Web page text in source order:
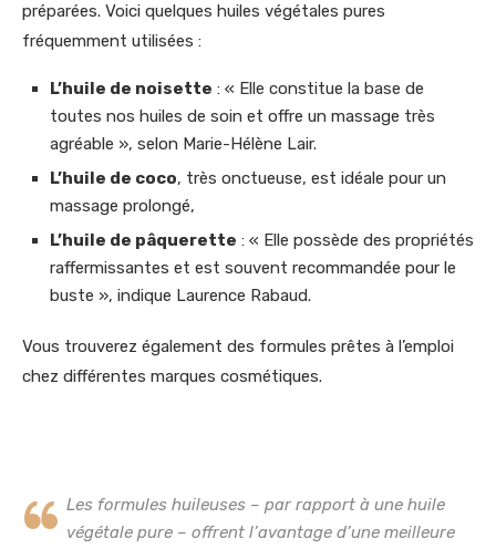
préparées. Voici quelques huiles végétales pures
fréquemment utilisées :
L’huile de noisette : « Elle constitue la base de
toutes nos huiles de soin et offre un massage très
agréable », selon Marie-Hélène Lair.
L’huile de coco, très onctueuse, est idéale pour un
massage prolongé,
L’huile de pâquerette : « Elle possède des propriétés
raffermissantes et est souvent recommandée pour le
buste », indique Laurence Rabaud.
Vous trouverez également des formules prêtes à l’emploi
chez différentes marques cosmétiques.
Les formules huileuses – par rapport à une huile
végétale pure – offrent l’avantage d’une meilleure